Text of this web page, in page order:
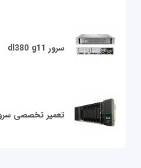
سرور dl380 g11
تعمیر تخصصی